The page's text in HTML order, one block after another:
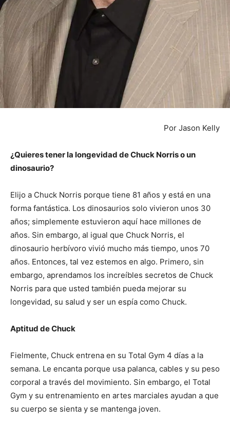
Por Jason Kelly
¿Quieres tener la longevidad de Chuck Norris o un
dinosaurio?
Elijo a Chuck Norris porque tiene 81 años y está en una
forma fantástica. Los dinosaurios solo vivieron unos 30
años; simplemente estuvieron aquí hace millones de
años. Sin embargo, al igual que Chuck Norris, el
dinosaurio herbívoro vivió mucho más tiempo, unos 70
años. Entonces, tal vez estemos en algo. Primero, sin
embargo, aprendamos los increíbles secretos de Chuck
Norris para que usted también pueda mejorar su
longevidad, su salud y ser un espía como Chuck.
Aptitud de Chuck
Fielmente, Chuck entrena en su Total Gym 4 días a la
semana. Le encanta porque usa palanca, cables y su peso
corporal a través del movimiento. Sin embargo, el Total
Gym y su entrenamiento en artes marciales ayudan a que
su cuerpo se sienta y se mantenga joven.